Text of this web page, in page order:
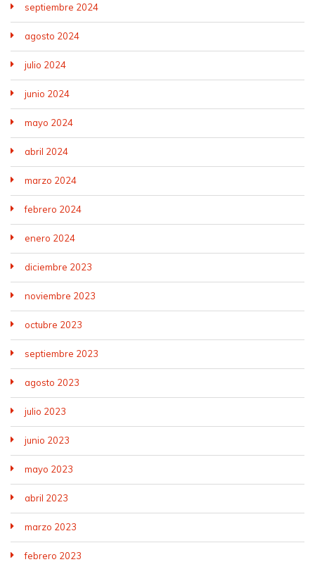
septiembre 2024
agosto 2024
julio 2024
junio 2024
mayo 2024
abril 2024
marzo 2024
febrero 2024
enero 2024
diciembre 2023
noviembre 2023
octubre 2023
septiembre 2023
agosto 2023
julio 2023
junio 2023
mayo 2023
abril 2023
marzo 2023
febrero 2023